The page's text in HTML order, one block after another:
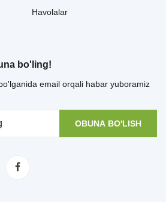
Havolalar
bo'ling!
email orqali habar yuboramiz
OBUNA BO'LISH